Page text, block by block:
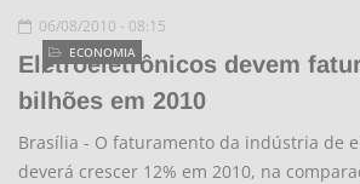
ECONOMIA
06/08/2010 - 08:15
Eletroeletrônicos devem
bilhões em 2010
Brasília - O faturamento da indústria de
deverá crescer 12% em 2010, na